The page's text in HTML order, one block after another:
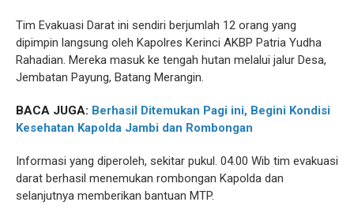
Tim Evakuasi Darat ini sendiri berjumlah 12 orang yang
dipimpin langsung oleh Kapolres Kerinci AKBP Patria Yudha
Rahadian. Mereka masuk ke tengah hutan melalui jalur Desa,
Jembatan Payung, Batang Merangin.
BACA JUGA: Berhasil Ditemukan Pagi ini, Begini Kondisi
Kesehatan Kapolda Jambi dan Rombongan
Informasi yang diperoleh, sekitar pukul. 04.00 Wib tim evakuasi
darat berhasil menemukan rombongan Kapolda dan
selanjutnya memberikan bantuan MTP.